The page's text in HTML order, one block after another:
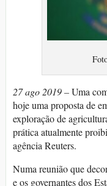
27 ago 2019 –Uma
hoje uma proposta de
exploração de
prática atualmente
agência Reuters.
Numa reunião que
e os governantes dos